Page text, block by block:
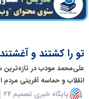
تو را کشتند و
علی‌محمد مودب در تازه‌ترین
انقلاب و حماسه آفرینی مردم
پایگاه خبری تصمیم 24